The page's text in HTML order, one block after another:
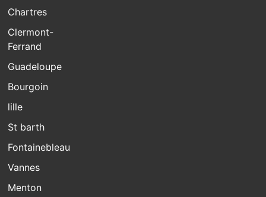
Chartres
Clermont-
Ferrand
Guadeloupe
Bourgoin
lille
St barth
Fontainebleau
Vannes
Menton